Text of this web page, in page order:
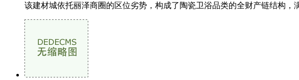
该建材城依托丽泽商圈的区位劣势，构成了陶瓷卫浴品类的全财产链结构